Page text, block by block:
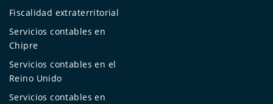
Fiscalidad extraterritorial
Servicios contables en
Chipre
Servicios contables en el
Reino Unido
Servicios contables en